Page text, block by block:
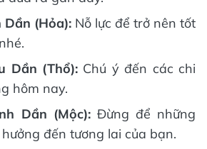
(Hỏa): Nỗ lực để trở nên tốt
Dần (Thổ): Chú ý đến các chi
hôm nay.
Dần (Mộc):Đừng để những
đến tương lai của bạn.